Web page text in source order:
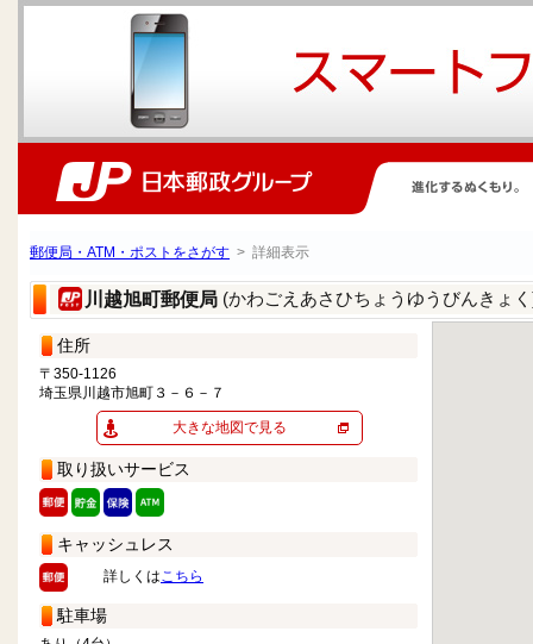
郵便局・ATM・ポストをさがす > 詳細表示
川越旭町郵便局 (かわごえあさひちょうゆうびんきょ
住所
〒350-1126
埼玉県川越市旭町３－６－７
大きな地図で見る
取り扱いサービス
キャッシュレス
詳しくはこちら
駐車場